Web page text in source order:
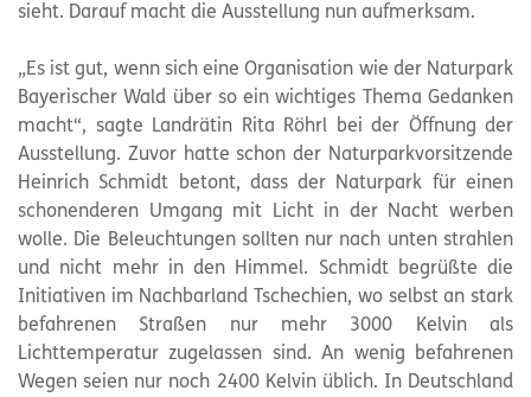
sieht. Darauf macht die Ausstellung nun aufmerksam.
„Es ist gut, wenn sich eine Organisation wie der Naturpark
Bayerischer Wald über so ein wichtiges Thema Gedanken
macht“, sagte Landrätin Rita Röhrl bei der Öffnung der
Ausstellung. Zuvor hatte schon der Naturparkvorsitzende
Heinrich Schmidt betont, dass der Naturpark für einen
schonenderen Umgang mit Licht in der Nacht werben
wolle. Die Beleuchtungen sollten nur nach unten strahlen
und nicht mehr in den Himmel. Schmidt begrüßte die
Initiativen im Nachbarland Tschechien, wo selbst an stark
befahrenen Straßen nur mehr 3000 Kelvin als
Lichttemperatur zugelassen sind. An wenig befahrenen
Wegen seien nur noch 2400 Kelvin üblich. In Deutschland